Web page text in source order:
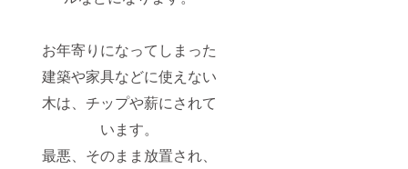
お年寄りになってしまった
建築や家具などに使えない
木は、チップや薪にされて
います。
最悪、そのまま放置され、